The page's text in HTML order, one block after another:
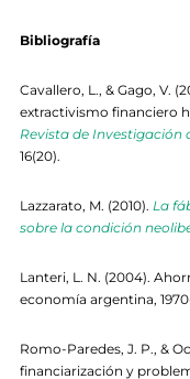
Bibliografía
Cavallero, L., & Gago, V.
extractivismo financiero
Revista de Investigación
16(20).
Lazzarato, M. (2010). La
sobre la condición
Lanteri, L. N. (2004).
economía argentina,
Romo-Paredes, J. P., &
financiarización y